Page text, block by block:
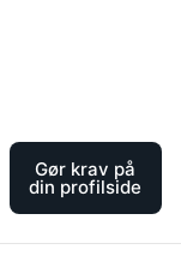
Gør krav på
din profilside